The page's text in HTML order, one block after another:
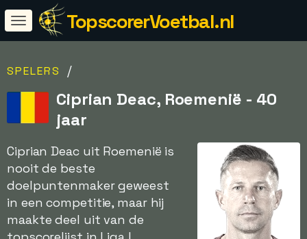
TopscorerVoetbal.nl
SPELERS /
Ciprian Deac, Roemenië - 40
jaar
Ciprian Deac uit Roemenië is
nooit de beste
doelpuntenmaker geweest
in een competitie, maar hij
maakte deel uit van de